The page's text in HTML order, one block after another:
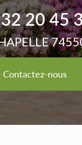
20 45
Contactez-nous